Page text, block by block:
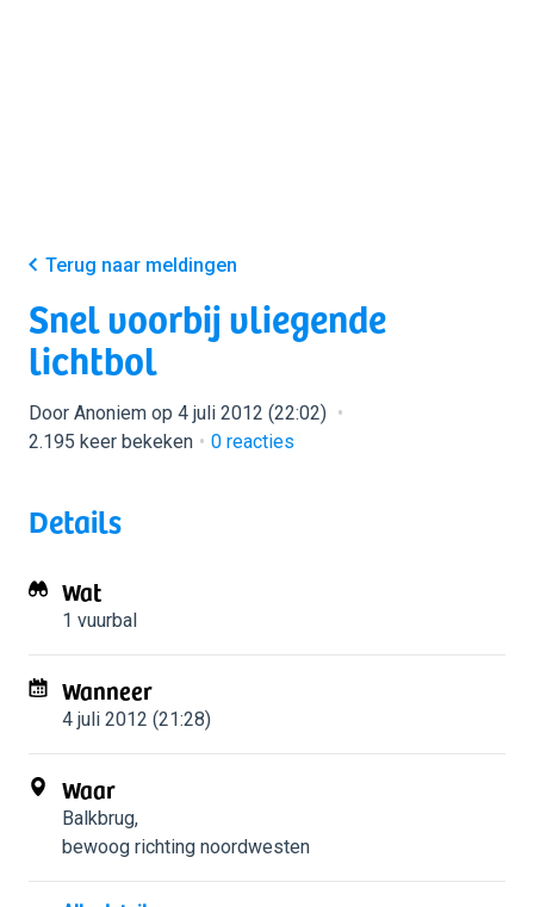
Terug naar meldingen
Snel voorbij vliegende
lichtbol
Door Anoniem op 4 juli 2012 (22:02)
2.195 keer bekeken
0 reacties
Details
Wat
1 vuurbal
Wanneer
4 juli 2012 (21:28)
Waar
Balkbrug,
bewoog richting noordwesten